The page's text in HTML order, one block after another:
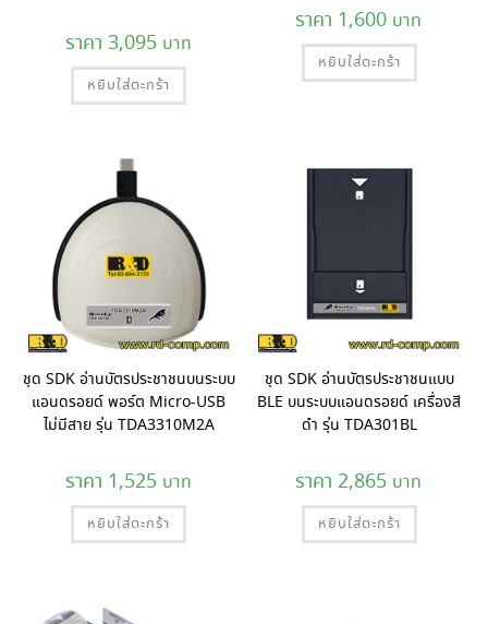
3,095
หยิบใส่ตะกร้า
1,600
หยิบใส่ตะกร้า
ชุด SDK อ่านบัตรประชาชนบนระบบ
แอนดรอยด์ พอร์ต Micro-USB
ไม่มีสาย รุ่น TDA3310M2A
1,525
หยิบใส่ตะกร้า
ชุด SDK อ่านบัตรประชาชนแบบ
BLE บนระบบแอนดรอยด์ เครื่องสี
ดำ รุ่น TDA301BL
2,865
หยิบใส่ตะกร้า